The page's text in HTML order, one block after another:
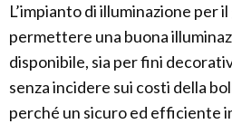
L’impianto di illuminazione per
permettere una buona
disponibile, sia per fini
senza incidere sui costi della
perché un sicuro ed efficiente